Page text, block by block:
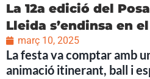
La 12a edició del
Lleida s’endinsa en
març 10, 2025
La festa va comptar amb
animació itinerant, ball i